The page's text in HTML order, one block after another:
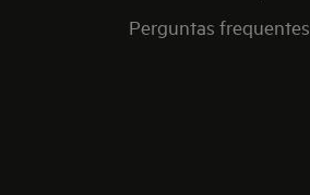
Perguntas frequentes